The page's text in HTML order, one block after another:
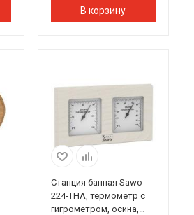
В корзину
Станция банная Sawo
224-THA, термометр с
гигрометром, осина,